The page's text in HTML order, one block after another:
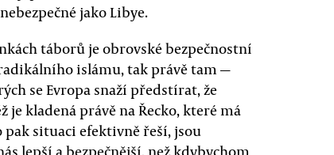
jako Libye.
táborů je obrovské bezpečnostní
islámu, tak právě tam —
se Evropa snaží předstírat, že
kladená právě na Řecko, které má
pak situaci efektivně řeší, jsou
lepší a bezpečnější, než kdybychom